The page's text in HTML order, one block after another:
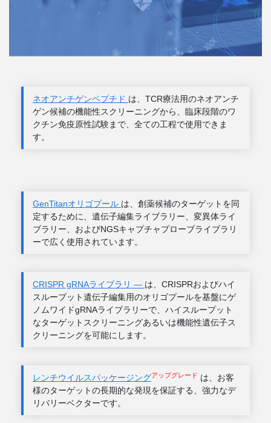
ネオアンチゲンペプチド は、TCR療法用のネオアンチ
ゲン候補の機能性スクリーニングから、臨床段階のワ
クチン免疫原性試験まで、全ての工程で使用できま
す。
GenTitanオリゴプール は、創薬候補のターゲットを同
定するために、遺伝子編集ライブラリー、変異体ライ
ブラリー、およびNGSキャプチャプローブライブラリ
ーで広く使用されています。
CRISPR gRNAライブラリ ― は、CRISPRおよびハイ
スループット遺伝子編集用のオリゴプールを基盤にゲ
ノムワイドgRNAライブラリーで、ハイスループット
なターゲットスクリーニングあるいは機能性遺伝子ス
クリーニングを可能にします。
レンチウイルスパッケージングアップグレード は、お客
様のターゲットの長期的な発現を保証する、強力なデ
リバリーベクターです。